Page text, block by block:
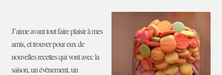
J’aime avant tout faire plaisir à mes
amis, et trouver pour eux de
nouvelles recettes qui vont avec la
saison, un évènement, un